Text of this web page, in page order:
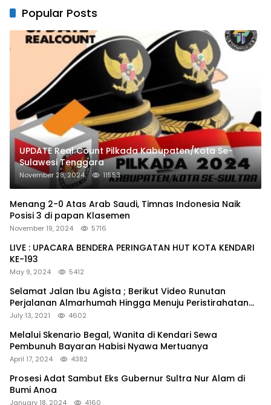
Popular Posts
UPDATE Real Count Pilkada Kabupaten/Kota Se-
Sulawesi Tenggara
November 28, 2024 11553
Menang 2-0 Atas Arab Saudi, Timnas Indonesia Naik
Posisi 3 di papan Klasemen
November 19, 2024 5716
LIVE : UPACARA BENDERA PERINGATAN HUT KOTA KENDARI
KE-193
May 9, 2024 5412
Selamat Jalan Ibu Agista ; Berikut Video Runutan
Perjalanan Almarhumah Hingga Menuju Peristirahatan
Terakhir
July 13, 2021 4602
Melalui Skenario Begal, Wanita di Kendari Sewa
Pembunuh Bayaran Habisi Nyawa Mertuanya
April 17, 2024 4382
Prosesi Adat Sambut Eks Gubernur Sultra Nur Alam di
Bumi Anoa
January 18, 2024 4160